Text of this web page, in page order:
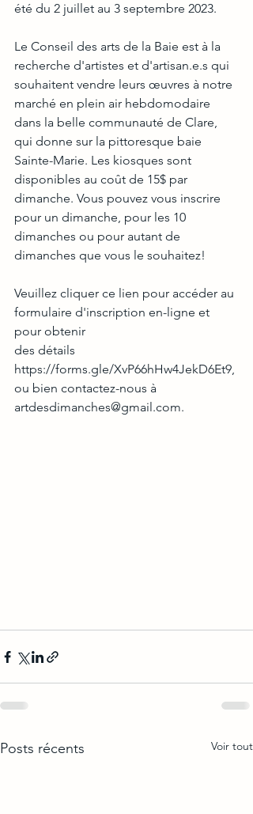
été du 2 juillet au 3 septembre 2023.
Le Conseil des arts de la Baie est à la
recherche d'artistes et d'artisan.e.s qui
souhaitent vendre leurs œuvres à notre
marché en plein air hebdomodaire
dans la belle communauté de Clare,
qui donne sur la pittoresque baie
Sainte-Marie. Les kiosques sont
disponibles au coût de 15$ par
dimanche. Vous pouvez vous inscrire
pour un dimanche, pour les 10
dimanches ou pour autant de
dimanches que vous le souhaitez!
Veuillez cliquer ce lien pour accéder au
formulaire d'inscription en-ligne et
pour obtenir
des détails
https://forms.gle/XvP66hHw4JekD6Et9,
ou bien contactez-nous à
artdesdimanches@gmail.com.
Posts récents Voir tout